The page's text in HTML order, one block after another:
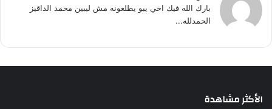
بارك الله فيك اخي يبو يطلعونه مش ليبين محمد الداقيز
الحمدلله...
الأكثر مشاهدة